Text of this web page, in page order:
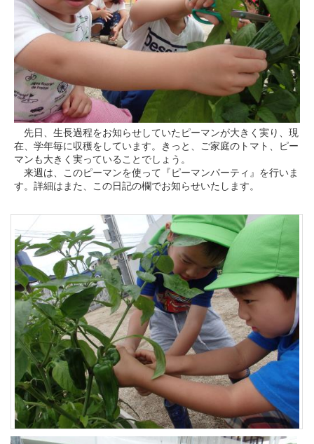
先日、生長過程をお知らせしていたピーマンが大きく実り、現
在、学年毎に収穫をしています。きっと、ご家庭のトマト、ピー
マンも大きく実っていることでしょう。
来週は、このピーマンを使って『ピーマンパーティ』を行いま
す。詳細はまた、この日記の欄でお知らせいたします。